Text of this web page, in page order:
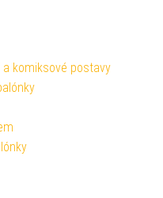
a komiksové postavy